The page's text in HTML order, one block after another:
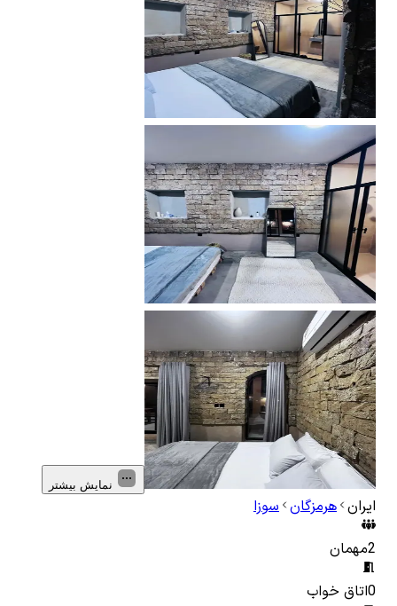
نمایش بیشتر
ایران هرمزگان سوزا
2مهمان
0اتاق خواب